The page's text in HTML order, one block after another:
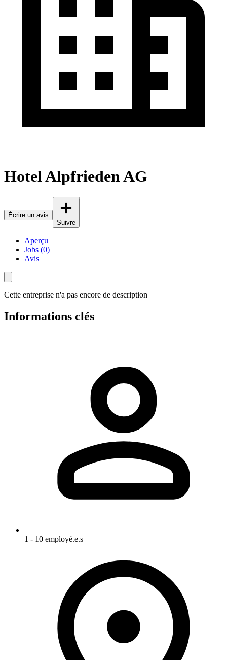
Hotel Alpfrieden AG
Écrire un avis
Suivre
Aperçu
Jobs (0)
Avis
Cette entreprise n'a pas encore de description
Informations clés
1 - 10 employé.e.s